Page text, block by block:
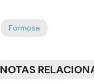
Formosa
NOTAS